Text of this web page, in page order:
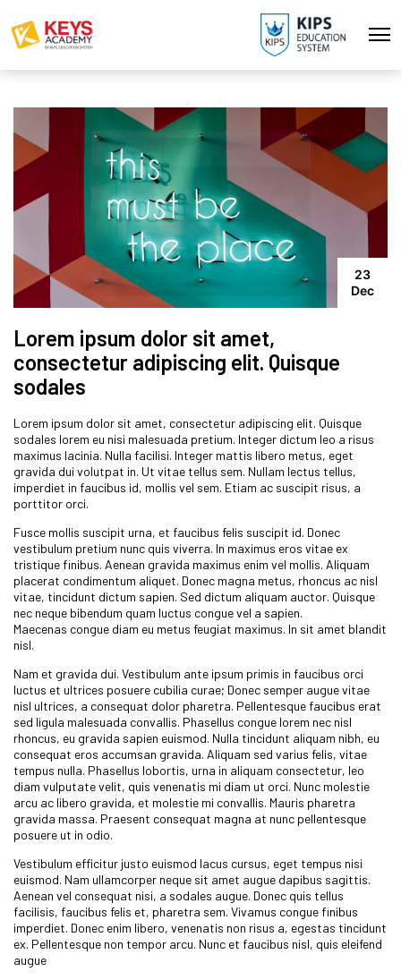
23
Dec
Lorem ipsum dolor sit amet,
consectetur adipiscing elit. Quisque
sodales
Lorem ipsum dolor sit amet, consectetur adipiscing elit. Quisque
sodales lorem eu nisi malesuada pretium. Integer dictum leo a risus
maximus lacinia. Nulla facilisi. Integer mattis libero metus, eget
gravida dui volutpat in. Ut vitae tellus sem. Nullam lectus tellus,
imperdiet in faucibus id, mollis vel sem. Etiam ac suscipit risus, a
porttitor orci.
Fusce mollis suscipit urna, et faucibus felis suscipit id. Donec
vestibulum pretium nunc quis viverra. In maximus eros vitae ex
tristique finibus. Aenean gravida maximus enim vel mollis. Aliquam
placerat condimentum aliquet. Donec magna metus, rhoncus ac nisl
vitae, tincidunt dictum sapien. Sed dictum aliquam auctor. Quisque
nec neque bibendum quam luctus congue vel a sapien.
Maecenas congue diam eu metus feugiat maximus. In sit amet blandit
nisl.
Nam et gravida dui. Vestibulum ante ipsum primis in faucibus orci
luctus et ultrices posuere cubilia curae; Donec semper augue vitae
nisl ultrices, a consequat dolor pharetra. Pellentesque faucibus erat
sed ligula malesuada convallis. Phasellus congue lorem nec nisl
rhoncus, eu gravida sapien euismod. Nulla tincidunt aliquam nibh, eu
consequat eros accumsan gravida. Aliquam sed varius felis, vitae
tempus nulla. Phasellus lobortis, urna in aliquam consectetur, leo
diam vulputate velit, quis venenatis mi diam ut orci. Nunc molestie
arcu ac libero gravida, et molestie mi convallis. Mauris pharetra
gravida massa. Praesent consequat magna at nunc pellentesque
posuere ut in odio.
Vestibulum efficitur justo euismod lacus cursus, eget tempus nisi
euismod. Nam ullamcorper neque sit amet augue dapibus sagittis.
Aenean vel consequat nisi, a sodales augue. Donec quis tellus
facilisis, faucibus felis et, pharetra sem. Vivamus congue finibus
imperdiet. Donec enim libero, venenatis non risus a, egestas tincidunt
ex. Pellentesque non tempor arcu. Nunc et faucibus nisl, quis eleifend
augue